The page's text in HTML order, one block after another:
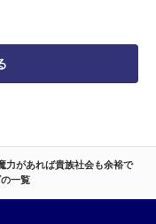
があれば貴族社会も余裕で
一覧